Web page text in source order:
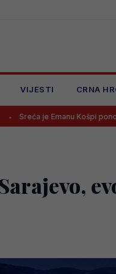
VIJESTI CRNA
Košpi ponovo okrenula